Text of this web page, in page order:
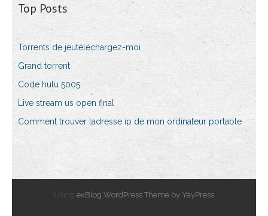
Top Posts
Torrents de jeutéléchargez-moi
Grand torrent
Code hulu 5005
Live stream us open final
Comment trouver ladresse ip de mon ordinateur portable
Using exBlog WordPress Theme by YayPress